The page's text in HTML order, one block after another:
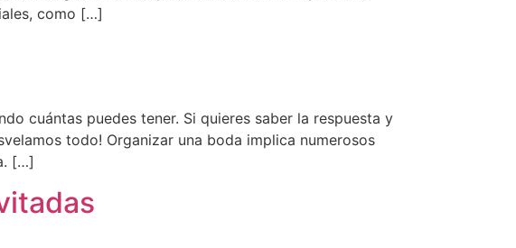
como […]
cuántas puedes tener. Si quieres saber la respuesta y
todo! Organizar una boda implica numerosos
[…]